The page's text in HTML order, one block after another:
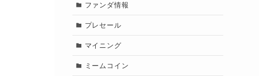
ファンダ情報
プレセール
マイニング
ミームコイン